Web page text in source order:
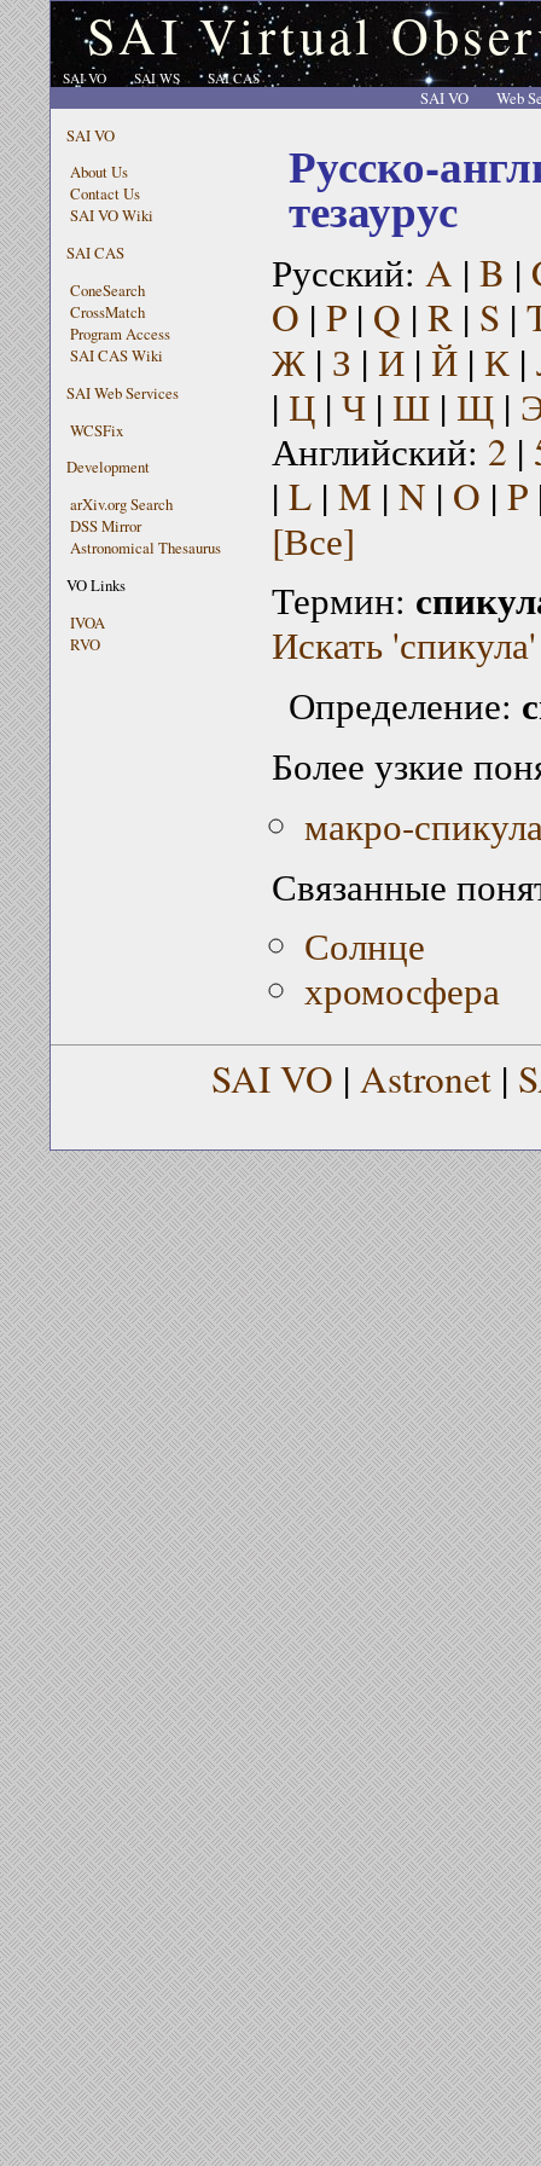
SAI Virtual
SAI VO SAI WS SAI CAS
SAI VO
Web
SAI VO
About Us
Contact Us
SAI VO Wiki
SAI CAS
ConeSearch
CrossMatch
Program Access
SAI CAS Wiki
SAI Web Services
WCSFix
Development
arXiv.org Search
DSS Mirror
Astronomical Thesaurus
VO Links
IVOA
RVO
Русско-
тезаурус
Русский: A | B |
O | P| Q | R| S |
Ж| З | И| Й| К|
| Ц| Ч| Ш| Щ|
Английский: 2 |
| L| M | N | O | P
[Все]
Термин:
Искать
Определение:
Более узкие
макро-
Связанные
Солнце
хромосфера
SAI VO | Astronet |